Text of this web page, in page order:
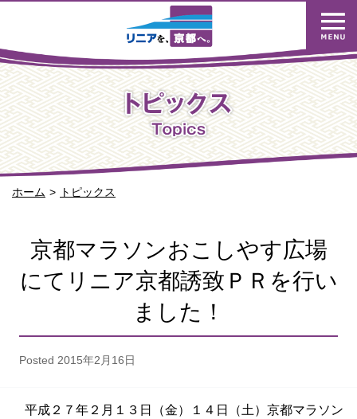
ホーム トピックス
京都マラソンおこしやす広場
にてリニア京都誘致ＰＲを行い
ました！
Posted 2015年2月16日
平成２７年２月１３日（金）１４日（土）京都マラソン